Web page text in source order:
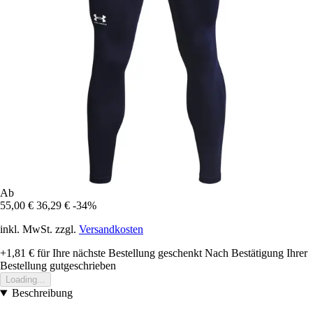
Ab
55,00 € 36,29 € -34%
inkl. MwSt. zzgl. Versandkosten
+1,81 € für Ihre nächste Bestellung geschenkt Nach Bestätigung Ihrer
Bestellung gutgeschrieben
Loading...
Beschreibung